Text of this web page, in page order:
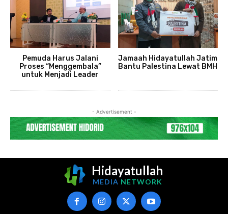
Pemuda Harus Jalani
Proses “Menggembala”
untuk Menjadi Leader
Jamaah Hidayatullah Jatim
Bantu Palestina Lewat BMH
- Advertisement -
Hidayatullah
MEDIA NETWORK